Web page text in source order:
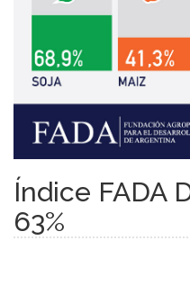
Índice FADA
63%